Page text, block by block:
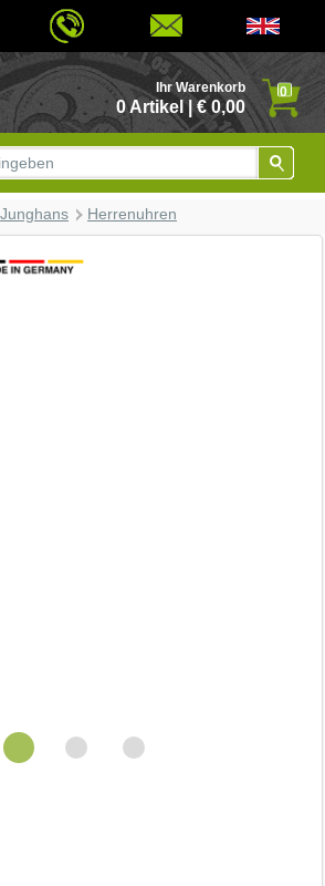
Ihr Warenkorb
0 Artikel | € 0,00
0
Junghans Herrenuhren
eCommerce Engine xt:Commerce Shopsoftware